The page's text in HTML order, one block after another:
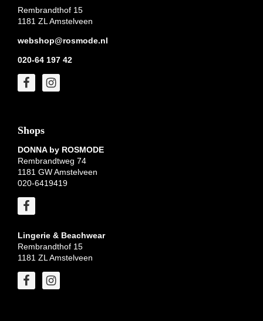
Rembrandthof 15
1181 ZL Amstelveen
webshop@rosmode.nl
020-64 197 42
Shops
DONNA by ROSMODE
Rembrandtweg 74
1181 GW Amstelveen
020-6419419
Lingerie & Beachwear
Rembrandthof 15
1181 ZL Amstelveen